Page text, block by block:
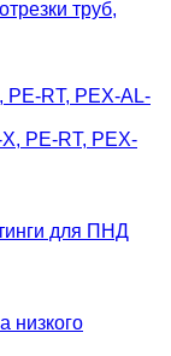
труб,
RT, PEX-AL-
PE-RT, PEX-
для ПНД
низкого